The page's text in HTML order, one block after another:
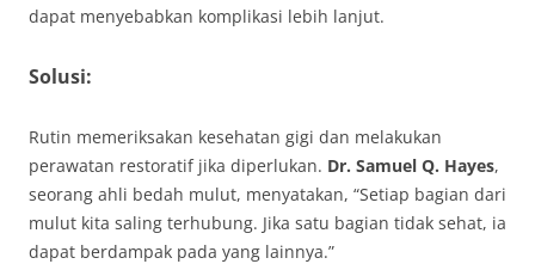
dapat menyebabkan komplikasi lebih lanjut.
Solusi:
Rutin memeriksakan kesehatan gigi dan melakukan
perawatan restoratif jika diperlukan. Dr. Samuel Q. Hayes,
seorang ahli bedah mulut, menyatakan, “Setiap bagian dari
mulut kita saling terhubung. Jika satu bagian tidak sehat, ia
dapat berdampak pada yang lainnya.”